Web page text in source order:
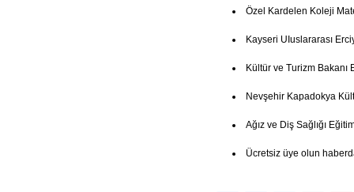
Özel Kardelen Koleji
Kayseri UIuslararası
Kültür ve Turizm
Nevşehir Kapadokya
Ağız ve Diş Sağlığı
Ücretsiz üye olun